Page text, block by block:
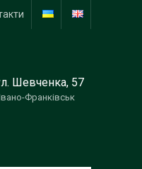
Шевченка, 57
Франківськ